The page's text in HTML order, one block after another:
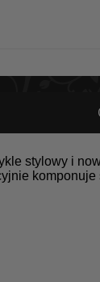
stylowy i